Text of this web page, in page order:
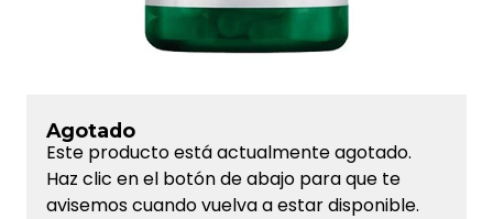
Agotado
Este producto está actualmente agotado.
Haz clic en el botón de abajo para que te
avisemos cuando vuelva a estar disponible.